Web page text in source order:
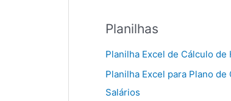
Planilhas
Planilha Excel de Cálculo de
Planilha Excel para Plano de
Salários